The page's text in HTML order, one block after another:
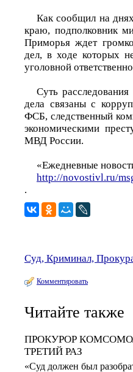
Как сообщил на
краю, подполковник
Приморья ждет
дел, в ходе которых
уголовной
Суть
дела связаны с
ФСБ, следственный
экономическими
МВД России.
«Ежедневные
http://novostivl.ru/
.
Суд, Криминал,
Комментировать
Читайте также
ПРОКУРОР
ТРЕТИЙ РАЗ
«Cуд должен был